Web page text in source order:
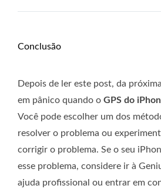
Conclusão
Depois de ler este post, da
em pânico quando o GPS do
Você pode escolher um dos
resolver o problema ou
corrigir o problema. Se o seu
esse problema, considere ir à
ajuda profissional ou entrar em